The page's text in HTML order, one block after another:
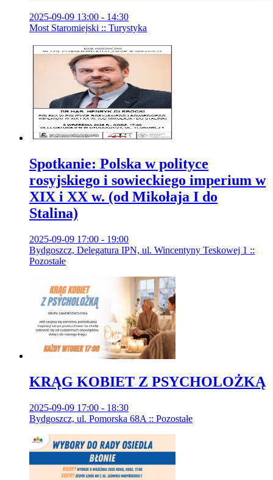
2025-09-09 13:00 - 14:30
Most Staromiejski :: Turystyka
Spotkanie: Polska w polityce
rosyjskiego i sowieckiego imperium w
XIX i XX w. (od Mikołaja I do
Stalina)
2025-09-09 17:00 - 19:00
Bydgoszcz, Delegatura IPN, ul. Wincentyny Teskowej 1 ::
Pozostałe
KRĄG KOBIET Z PSYCHOLOŻKĄ
2025-09-09 17:00 - 18:30
Bydgoszcz, ul. Pomorska 68A :: Pozostałe